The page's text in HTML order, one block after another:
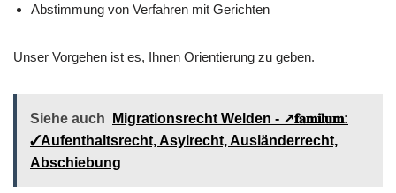
Abstimmung von Verfahren mit Gerichten
Unser Vorgehen ist es, Ihnen Orientierung zu geben.
Siehe auch
Migrationsrecht Welden - ↗️𝐟𝐚𝐦𝐢𝐥𝐮𝐦:
✓Aufenthaltsrecht, Asylrecht, Ausländerrecht,
Abschiebung